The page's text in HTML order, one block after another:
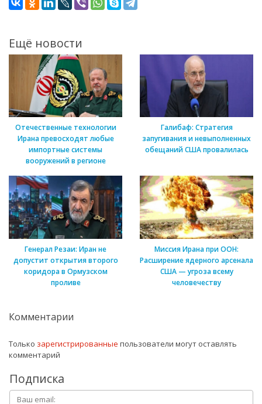
Ещё новости
Отечественные технологии
Ирана превосходят любые
импортные системы
вооружений в регионе
Галибаф: Стратегия
запугивания и невыполненных
обещаний США провалилась
Генерал Резаи: Иран не
допустит открытия второго
коридора в Ормузском
проливе
Миссия Ирана при ООН:
Расширение ядерного арсенала
США — угроза всему
человечеству
Комментарии
Только зарегистрированные пользователи могут оставлять
комментарий
Подписка